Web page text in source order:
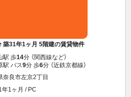
築31年1ヶ月 5階建の賃貸物件
駅 歩14分 （関西線など）
駅 バス9分 歩6分 （近鉄京都線）
奈良市左京2丁目
年1ヶ月 / PC